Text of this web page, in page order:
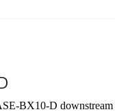
BX10-D